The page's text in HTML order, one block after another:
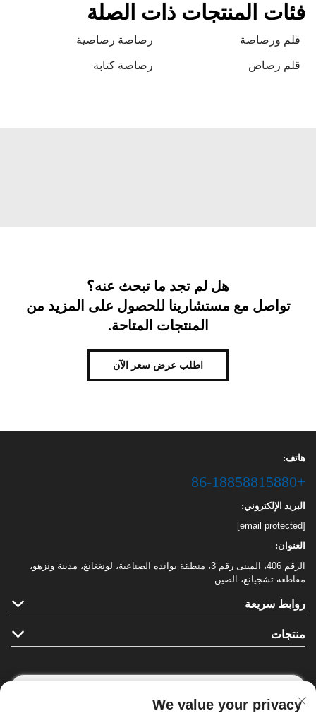
فئات المنتجات ذات الصلة
قلم ورصاصة رصاصة رصاصية
قلم رصاص رصاصة كتابة
هل لم تجد ما تبحث عنه؟
تواصل مع مستشارينا للحصول على المزيد من
المنتجات المتاحة.
اطلب عرض سعر الآن
هاتف:
+86-18858815880
البريد الإلكتروني:
[email protected]
العنوان:
الرقم 406، المبنى رقم 3، منطقة يوانده الصناعية، لونغغانغ، مدينة ونزهو،
مقاطعة تشجيانغ، الصين
روابط سريعة
منتجات
We value your privacy